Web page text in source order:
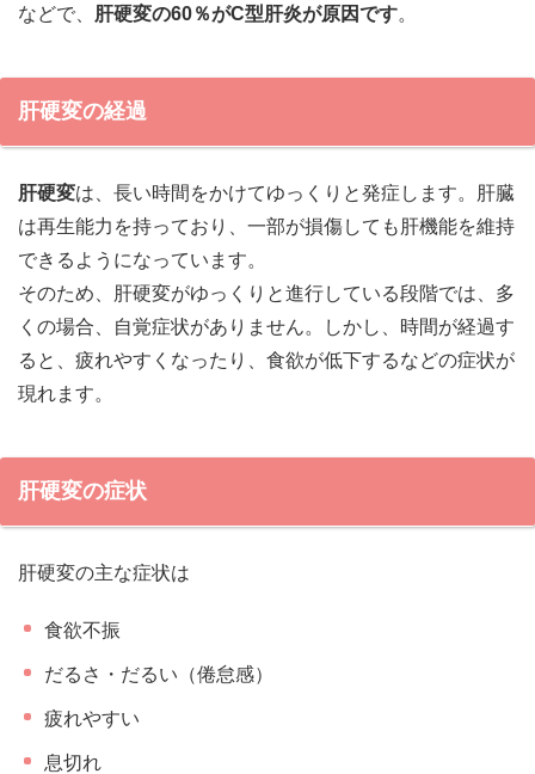
などで、 肝硬変の60％がC型肝炎が原因です。
肝硬変の経過
肝硬変は、長い時間をかけてゆっくりと発症します。肝臓
は再生能力を持っており、一部が損傷しても肝機能を維持
できるようになっています。
そのため、肝硬変がゆっくりと進行している段階では、多
くの場合、自覚症状がありません。しかし、時間が経過す
ると、疲れやすくなったり、食欲が低下するなどの症状が
現れます。
肝硬変の症状
肝硬変の主な症状は
食欲不振
だるさ・だるい（倦怠感）
疲れやすい
息切れ